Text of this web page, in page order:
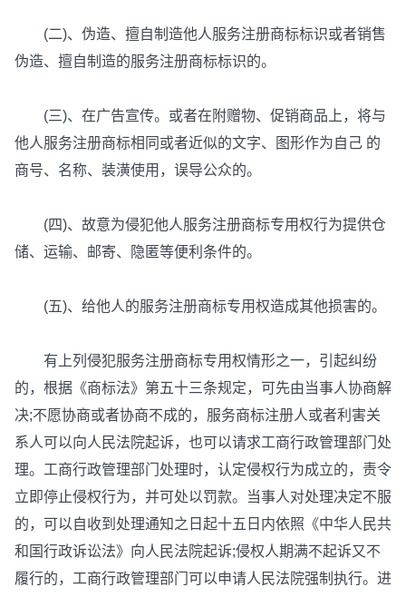
(二)、伪造、擅自制造他人服务注册商标标识或者销售
伪造、擅自制造的服务注册商标标识的。
(三)、在广告宣传。或者在附赠物、促销商品上，将与
他人服务注册商标相同或者近似的文字、图形作为自己 的
商号、名称、装潢使用，误导公众的。
(四)、故意为侵犯他人服务注册商标专用权行为提供仓
储、运输、邮寄、隐匿等便利条件的。
(五)、给他人的服务注册商标专用权造成其他损害的。
有上列侵犯服务注册商标专用权情形之一，引起纠纷
的，根据《商标法》第五十三条规定，可先由当事人协商解
决;不愿协商或者协商不成的，服务商标注册人或者利害关
系人可以向人民法院起诉，也可以请求工商行政管理部门处
理。工商行政管理部门处理时，认定侵权行为成立的，责令
立即停止侵权行为，并可处以罚款。当事人对处理决定不服
的，可以自收到处理通知之日起十五日内依照《中华人民共
和国行政诉讼法》向人民法院起诉;侵权人期满不起诉又不
履行的，工商行政管理部门可以申请人民法院强制执行。进